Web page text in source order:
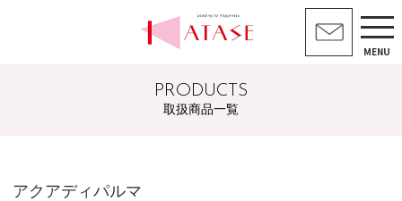
MENU
PRODUCTS
取扱商品一覧
アクアディパルマ